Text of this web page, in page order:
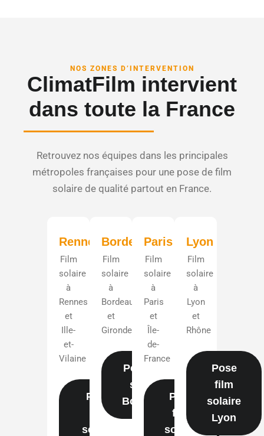
NOS ZONES D’INTERVENTION
ClimatFilm intervient
dans toute la France
Retrouvez nos équipes dans les principales
métropoles françaises pour une pose de film
solaire de qualité partout en France.
Rennes
Film
solaire
à
Rennes
et
Ille-
et-
Vilaine
Pose
film
solaire
Bordeaux
Film
solaire
à
Bordeaux
et
Gironde
Pose film
solaire
Bordeaux
Paris
Film
solaire
à
Paris
et
Île-
de-
France
Pose
film
solaire
Lyon
Film
solaire
à
Lyon
et
Rhône
Pose
film
solaire
Lyon